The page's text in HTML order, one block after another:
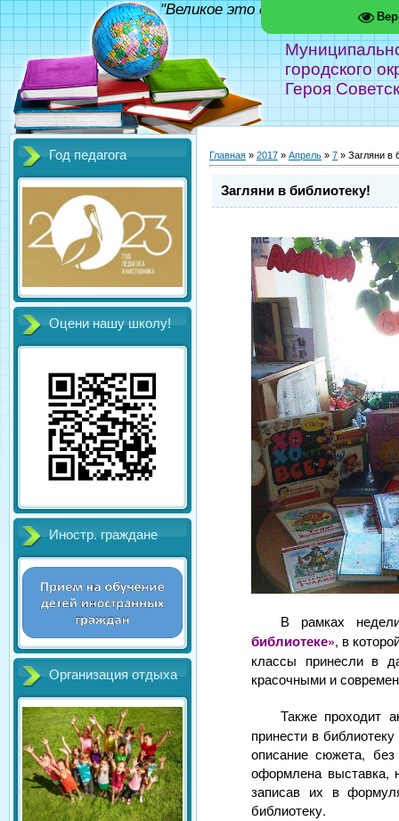
городского
Героя
"Великое это дело - школа!"
Год педагога
Оцени нашу школу!
Иностр. граждане
Организация отдыха
Главная » 2017 » Апрель » 7 » Загляни в
Загляни в библиотеку!
В рамках
библиотеке», в
классы принесли в
красочными и
Также проходит
принести в
описание сюжета,
оформлена выставка,
записав их в
библиотеку.